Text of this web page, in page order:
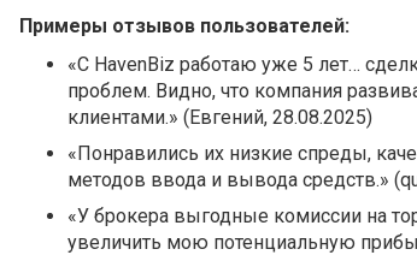
Примеры отзывов пользователей:
«С HavenBiz работаю уже 5 лет…
проблем. Видно, что компания
клиентами.» (Евгений, 28.08.2025)
«Понравились их низкие спреды,
методов ввода и вывода средств.»
«У брокера выгодные комиссии на
увеличить мою потенциальную